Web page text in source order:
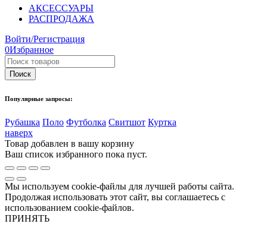
АКСЕССУАРЫ
РАСПРОДАЖА
Войти/Регистрация
0Избранное
Популярные запросы:
Рубашка Поло Футболка Свитшот Куртка
наверх
Товар добавлен в вашу корзину
Ваш список избранного пока пуст.
Мы используем cookie-файлы для лучшей работы сайта.
Продолжая использовать этот сайт, вы соглашаетесь с
использованием cookie-файлов.
ПРИНЯТЬ